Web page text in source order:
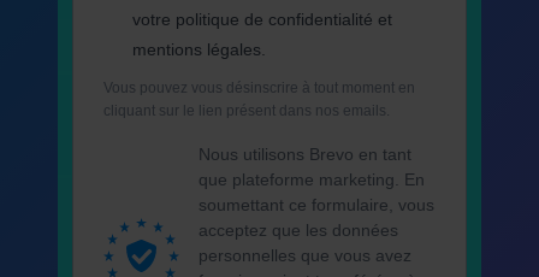
votre politique de confidentialité et
mentions légales.
Vous pouvez vous désinscrire à tout moment en
cliquant sur le lien présent dans nos emails.
Nous utilisons Brevo en tant
que plateforme marketing. En
soumettant ce formulaire, vous
acceptez que les données
personnelles que vous avez